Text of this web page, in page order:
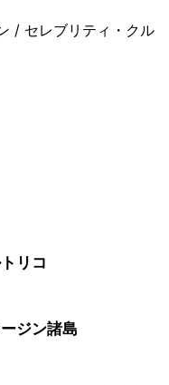
/ セレブリティ・クル
リコ
ジン諸島